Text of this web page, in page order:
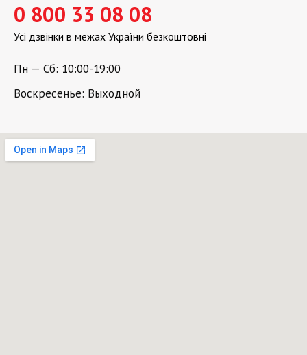
0 800 33 08 08
Усі дзвінки в межах України безкоштовні
Пн — Сб: 10:00-19:00
Воскресенье: Выходной